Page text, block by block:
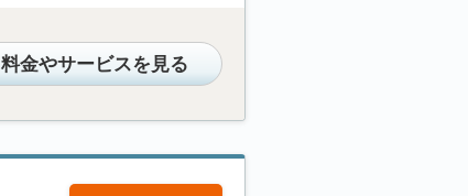
料金やサービスを見る